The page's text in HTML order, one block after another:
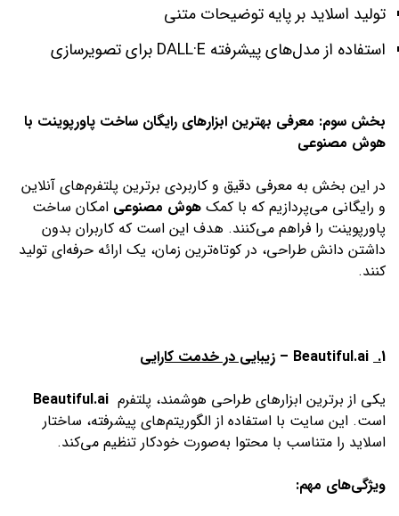
تولید اسلاید بر پایه توضیحات متنی
استفاده از مدل‌های پیشرفته DALL·E برای تصویرسازی
بخش سوم: معرفی بهترین ابزارهای رایگان ساخت پاورپوینت با
هوش مصنوعی
در این بخش به معرفی دقیق و کاربردی برترین پلتفرم‌های آنلاین
و رایگانی می‌پردازیم که با کمک هوش مصنوعی امکان ساخت
پاورپوینت را فراهم می‌کنند. هدف این است که کاربران بدون
داشتن دانش طراحی، در کوتاه‌ترین زمان، یک ارائه حرفه‌ای تولید
کنند.
1
.
زیبایی در خدمت کارایی
یکی از برترین ابزارهای طراحی هوشمند، پلتفرم
است. این سایت با استفاده از الگوریتم‌های پیشرفته، ساختار
اسلاید را متناسب با محتوا به‌صورت خودکار تنظیم می‌کند.
ویژگی‌های مهم: